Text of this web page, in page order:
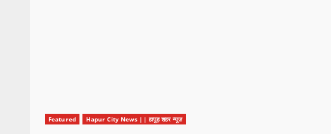
Featured Hapur City News || हापुड़ शहर न्यूज़